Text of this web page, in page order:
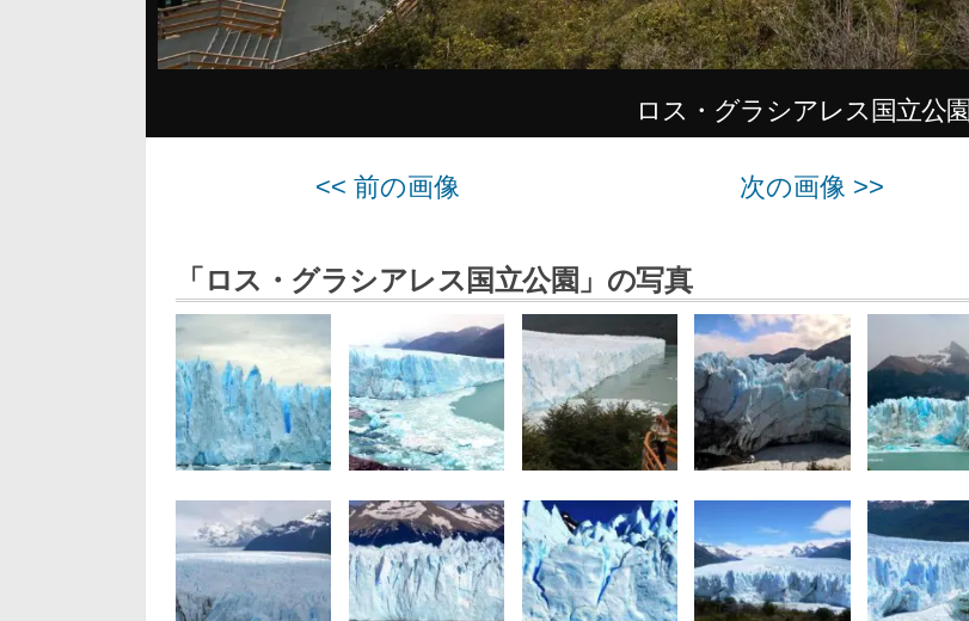
ロス・グラシアレス国立公園
<< 前の画像 次の画像 >>
「ロス・グラシアレス国立公園」の写真